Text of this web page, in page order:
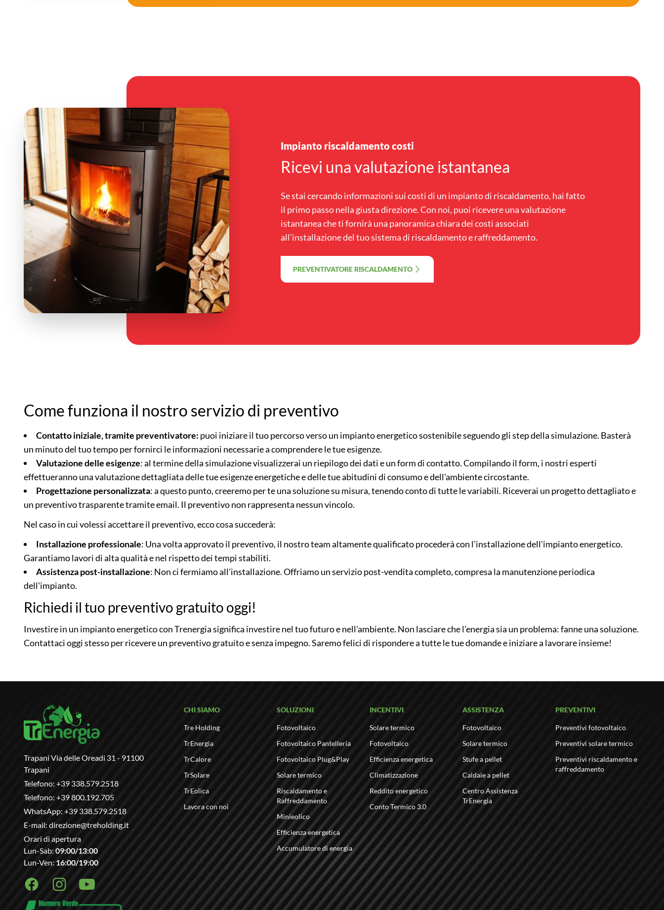
Impianto riscaldamento costi
Ricevi una valutazione istantanea
Se stai cercando informazioni sui costi di un impianto di riscaldamento, hai fatto
il primo passo nella giusta direzione. Con noi, puoi ricevere una valutazione
istantanea che ti fornirà una panoramica chiara dei costi associati
all'installazione del tuo sistema di riscaldamento e raffreddamento.
PREVENTIVATORE RISCALDAMENTO
Come funziona il nostro servizio di preventivo
Contatto iniziale, tramite preventivatore: puoi iniziare il tuo percorso verso un impianto energetico sostenibile seguendo gli step della simulazione. Basterà
un minuto del tuo tempo per fornirci le informazioni necessarie a comprendere le tue esigenze.
Valutazione delle esigenze: al termine della simulazione visualizzerai un riepilogo dei dati e un form di contatto. Compilando il form, i nostri esperti
effettueranno una valutazione dettagliata delle tue esigenze energetiche e delle tue abitudini di consumo e dell'ambiente circostante.
Progettazione personalizzata: a questo punto, creeremo per te una soluzione su misura, tenendo conto di tutte le variabili. Riceverai un progetto dettagliato e
un preventivo trasparente tramite email. Il preventivo non rappresenta nessun vincolo.
Nel caso in cui volessi accettare il preventivo, ecco cosa succederà:
Installazione professionale: Una volta approvato il preventivo, il nostro team altamente qualificato procederà con l'installazione dell'impianto energetico.
Garantiamo lavori di alta qualità e nel rispetto dei tempi stabiliti.
Assistenza post-installazione: Non ci fermiamo all'installazione. Offriamo un servizio post-vendita completo, compresa la manutenzione periodica
dell'impianto.
Richiedi il tuo preventivo gratuito oggi!
Investire in un impianto energetico con Trenergia significa investire nel tuo futuro e nell'ambiente. Non lasciare che l'energia sia un problema: fanne una soluzione.
Contattaci oggi stesso per ricevere un preventivo gratuito e senza impegno. Saremo felici di rispondere a tutte le tue domande e iniziare a lavorare insieme!
Trapani Via delle Oreadi 31 - 91100
Trapani
Telefono: +39 338.579.2518
Telefono: +39 800.192.705
WhatsApp: +39 338.579.2518
E-mail: direzione@treholding.it
Orari di apertura
Lun-Sab: 09:00/13:00
Lun-Ven: 16:00/19:00
FacebookInstagramYoutube
CHI SIAMO
Tre Holding
TrEnergia
TrCalore
TrSolare
TrEolica
Lavora con noi
SOLUZIONI
Fotovoltaico
Fotovoltaico Pantelleria
Fotovoltaico Plug&Play
Solare termico
Riscaldamento e
Raffreddamento
Minieolico
Efficienza energetica
Accumulatore di energia
INCENTIVI
Solare termico
Fotovoltaico
Efficienza energetica
Climatizzazione
Reddito energetico
Conto Termico 3.0
ASSISTENZA
Fotovoltaico
Solare termico
Stufe a pellet
Caldaie a pellet
Centro Assistenza
TrEnergia
PREVENTIVI
Preventivi fotovoltaico
Preventivi solare termico
Preventivi riscaldamento e
raffreddamento